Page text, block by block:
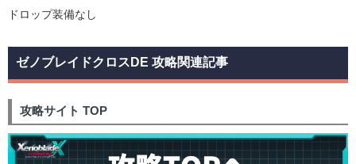
ドロップ装備なし
ゼノブレイドクロスDE 攻略関連記事
攻略サイト TOP